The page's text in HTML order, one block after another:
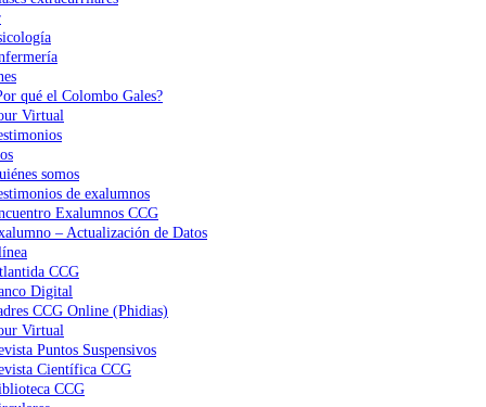
qué el Colombo Gales?
Virtual
somos
de exalumnos
Exalumnos CCG
– Actualización de Datos
CCG
Digital
CCG Online (Phidias)
Virtual
Puntos Suspensivos
Científica CCG
CCG